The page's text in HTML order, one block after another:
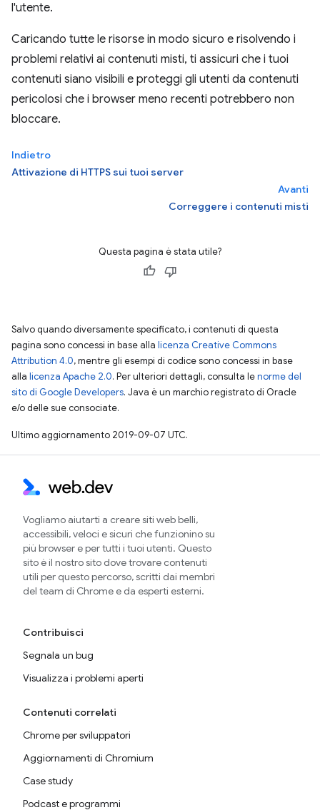
l'utente.
Caricando tutte le risorse in modo sicuro e risolvendo i
problemi relativi ai contenuti misti, ti assicuri che i tuoi
contenuti siano visibili e proteggi gli utenti da contenuti
pericolosi che i browser meno recenti potrebbero non
bloccare.
Indietro
Attivazione di HTTPS sui tuoi server
Avanti
Correggere i contenuti misti
Questa pagina è stata utile?
Salvo quando diversamente specificato, i contenuti di questa
pagina sono concessi in base alla licenza Creative Commons
Attribution 4.0, mentre gli esempi di codice sono concessi in base
alla licenza Apache 2.0. Per ulteriori dettagli, consulta lenorme del
sito di Google Developers. Java è un marchio registrato di Oracle
e/o delle sue consociate.
Ultimo aggiornamento 2019-09-07 UTC.
Vogliamo aiutarti a creare siti web belli,
accessibili, veloci e sicuri che funzionino su
più browser e per tutti i tuoi utenti. Questo
sito è il nostro sito dove trovare contenuti
utili per questo percorso, scritti dai membri
del team di Chrome e da esperti esterni.
Contribuisci
Segnala un bug
Visualizza i problemi aperti
Contenuti correlati
Chrome per sviluppatori
Aggiornamenti di Chromium
Case study
Podcast e programmi